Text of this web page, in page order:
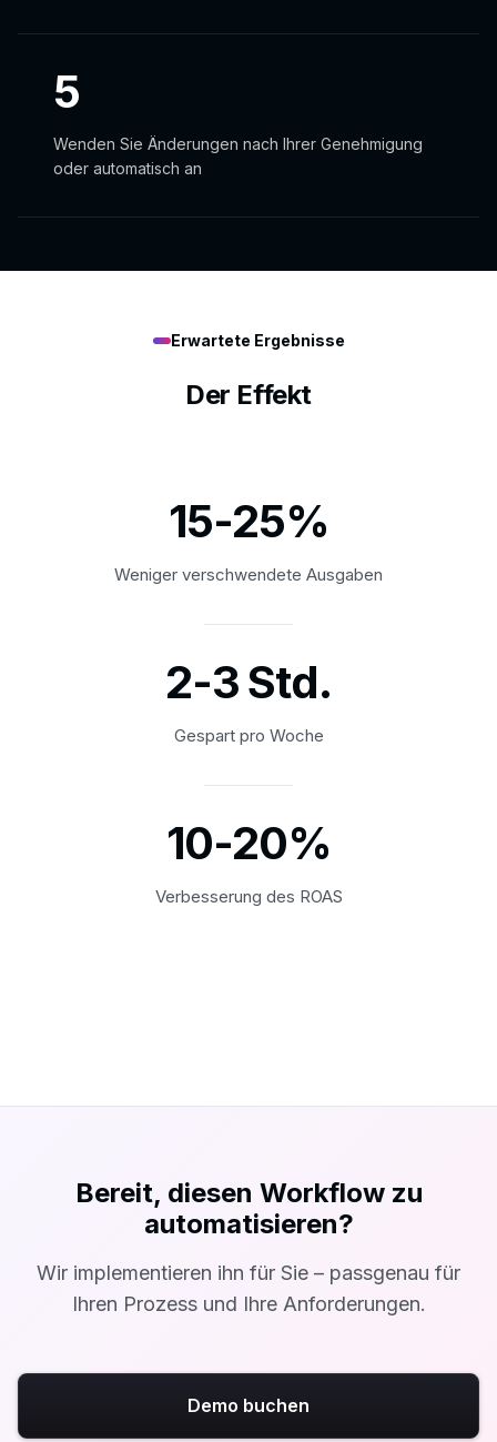
5
Wenden Sie Änderungen nach Ihrer Genehmigung
oder automatisch an
Erwartete Ergebnisse
Der Effekt
15-25%
Weniger verschwendete Ausgaben
2-3 Std.
Gespart pro Woche
10-20%
Verbesserung des ROAS
Bereit, diesen Workflow zu
automatisieren?
Wir implementieren ihn für Sie – passgenau für
Ihren Prozess und Ihre Anforderungen.
Demo buchen